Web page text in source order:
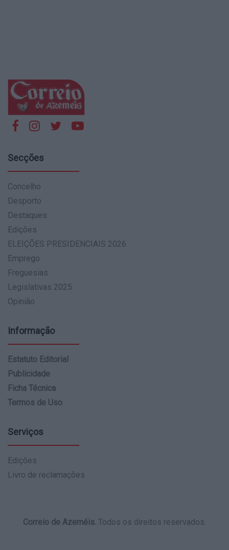
Secções
Concelho
Desporto
Destaques
Edições
ELEIÇÕES PRESIDENCIAIS 2026
Emprego
Freguesias
Legislativas 2025
Opinião
Informação
Estatuto Editorial
Publicidade
Ficha Técnica
Termos de Uso
Serviços
Edições
Livro de reclamações
Correio de Azeméis. Todos os direitos reservados.